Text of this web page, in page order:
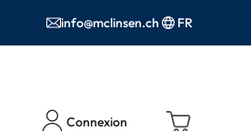
info@mclinsen.ch FR
Connexion